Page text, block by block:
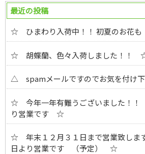
最近の投稿
☆ ひまわり入荷中！！ 初夏のお花
☆ 胡蝶蘭、色々入荷しました！！
△ spamメールですのでお気を付け下
☆ 今年一年有難うございました！！
り営業です ☆
☆ 年末１２月３１日まで営業致しま
日より営業です （予定） ☆